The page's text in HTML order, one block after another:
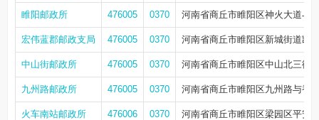
睢阳邮政所 476005 0370 河南省商丘市睢阳区神火大道与
宏伟蓝郡邮政支局 476005 0370 河南省商丘市睢阳区新城街道凯
中山街邮政所 476005 0370 河南省商丘市睢阳区中山北三街
九州路邮政所 476005 0370 河南省商丘市睢阳区九州路与香
火车南站邮政所 476006 0370 河南省商丘市睢阳区梁园区平安